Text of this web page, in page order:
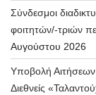
Σύνδεσμοι
φοιτητών/-τριών
Αυγούστου 2026
Υποβολή
Διεθνείς